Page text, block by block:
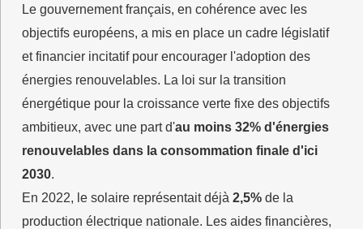
Le gouvernement français, en cohérence avec les
objectifs européens, a mis en place un cadre législatif
et financier incitatif pour encourager l'adoption des
énergies renouvelables. La loi sur la transition
énergétique pour la croissance verte fixe des objectifs
ambitieux, avec une part d'au moins 32% d'énergies
renouvelables dans la consommation finale d'ici
2030.
En 2022, le solaire représentait déjà 2,5%de la
production électrique nationale. Les aides financières,